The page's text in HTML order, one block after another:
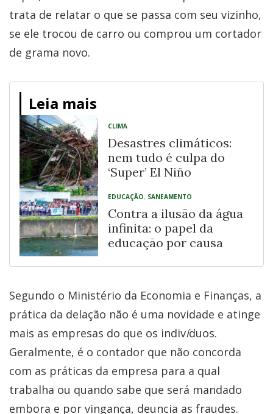
trata de relatar o que se passa com seu vizinho,
se ele trocou de carro ou comprou um cortador
de grama novo.
Leia mais
CLIMA
Desastres climáticos:
nem tudo é culpa do
‘Super’ El Niño
EDUCAÇÃO, SANEAMENTO
Contra a ilusão da água
infinita: o papel da
educação por causa
Segundo o Ministério da Economia e Finanças, a
prática da delação não é uma novidade e atinge
mais as empresas do que os indivíduos.
Geralmente, é o contador que não concorda
com as práticas da empresa para a qual
trabalha ou quando sabe que será mandado
embora e por vingança, deuncia as fraudes.